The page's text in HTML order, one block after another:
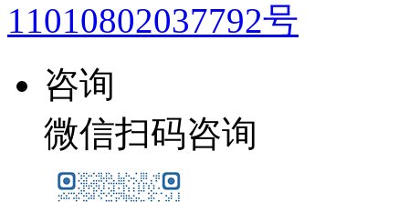
11010802037792号
咨询
微信扫码咨询